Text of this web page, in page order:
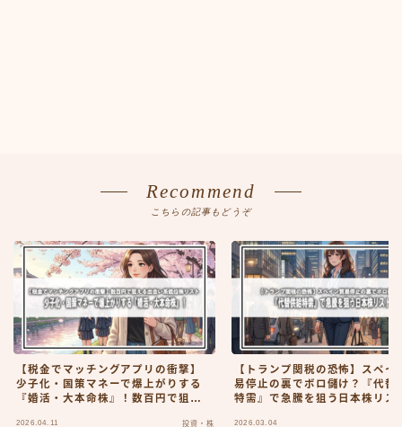
Recommend
こちらの記事もどうぞ
【税金でマッチングアプリの衝撃】
少子化・国策マネーで爆上がりする
『婚活・大本命株』！数百円で狙え
2026.04.11 投資・株
【トランプ関税の恐怖】スペイ
易停止の裏でボロ儲け？『代替
特需』で急騰を狙う日本株リス
2026.03.04